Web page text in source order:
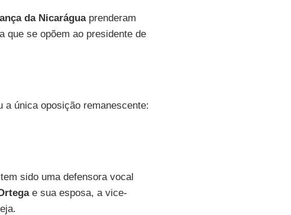
da Nicaráguaprenderam
que se opõem ao presidente de
única oposição remanescente:
sido uma defensora vocal
e sua esposa, a vice-